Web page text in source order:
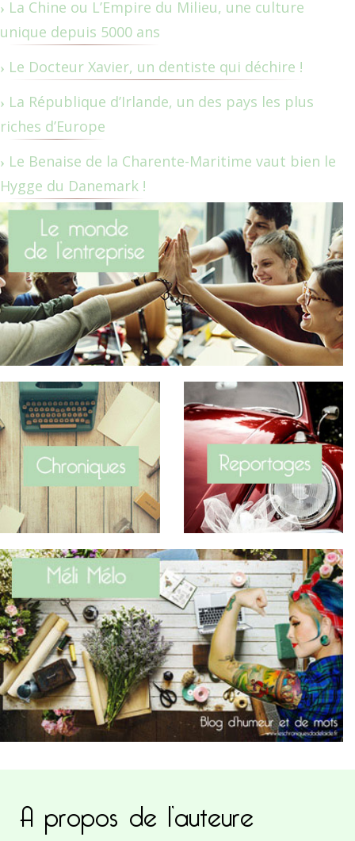
La Chine ou L’Empire du Milieu, une culture
unique depuis 5000 ans
Le Docteur Xavier, un dentiste qui déchire !
La République d’Irlande, un des pays les plus
riches d’Europe
Le Benaise de la Charente-Maritime vaut bien le
Hygge du Danemark !
A propos de l’auteure